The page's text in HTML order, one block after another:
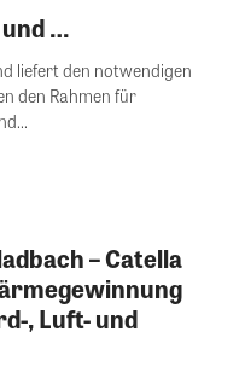
…
liefert den notwendigen
den Rahmen für
– Catella
, Luft- und